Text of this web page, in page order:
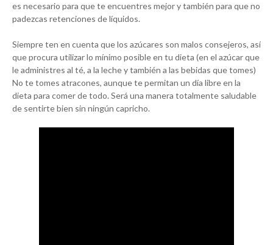
es necesario para que te encuentres mejor y también para que no
padezcas retenciones de líquidos.
Siempre ten en cuenta que los azúcares son malos consejeros, así
que procura utilizar lo mínimo posible en tu dieta (en el azúcar que
le administres al té, a la leche y también a las bebidas que tomes)
No te tomes atracones, aunque te permitan un día libre en la
dieta para comer de todo. Será una manera totalmente saludable
de sentirte bien sin ningún capricho.